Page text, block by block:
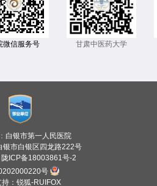
微信服务号 甘肃中医药大学
白银市第一人民医院
银市白银区四龙路222号
陇ICP备18003861号-2
号
持： 锐狐-RUIFOX